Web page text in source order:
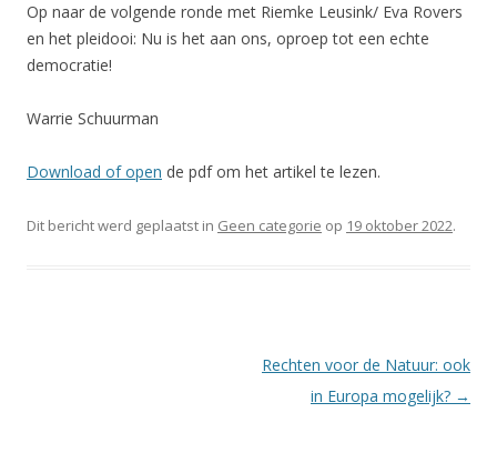
Op naar de volgende ronde met Riemke Leusink/ Eva Rovers
en het pleidooi: Nu is het aan ons, oproep tot een echte
democratie!
Warrie Schuurman
Download of open de pdf om het artikel te lezen.
Dit bericht werd geplaatst in Geen categorie op 19 oktober 2022.
Rechten voor de Natuur: ook
in Europa mogelijk? →